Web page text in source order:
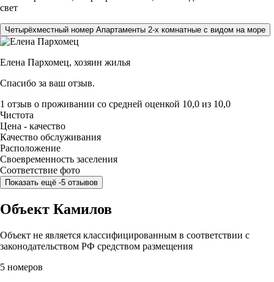
свет
Четырёхместный номер Апартаменты 2-х комнатные с видом на море
Елена Пархомец, хозяин жилья
Спасибо за ваш отзыв.
1 отзыв о проживании со средней оценкой 10,0 из 10,0
Чистота
Цена - качество
Качество обслуживания
Расположение
Своевременность заселения
Соответствие фото
Показать ещё -5 отзывов
Объект Камилов
Объект не является классифицированным в соответствии с
законодательством РФ средством размещения
5 номеров